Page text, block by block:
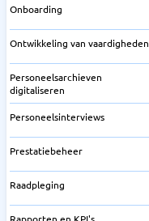
Onboarding
Ontwikkeling van vaardigheden
Personeelsarchieven
digitaliseren
Personeelsinterviews
Prestatiebeheer
Raadpleging